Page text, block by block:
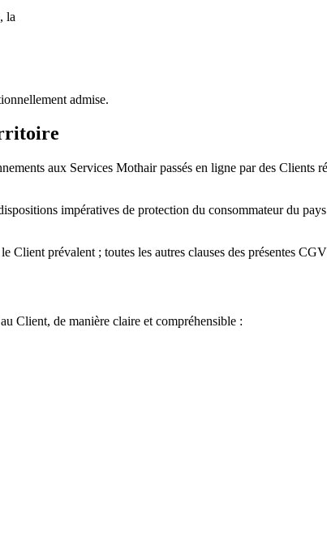
la
admise.
aux Services Mothair passés en ligne par des Clients
impératives de protection du consommateur du
prévalent ; toutes les autres clauses des présentes
Client, de manière claire et compréhensible :